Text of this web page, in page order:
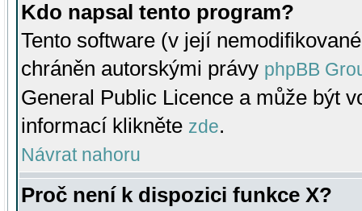
Kdo napsal tento program?
Tento software (v její
chráněn autorskými právy phpBB
General Public Licence a může být
informací klikněte zde.
Návrat nahoru
Proč není k dispozici funkce X?